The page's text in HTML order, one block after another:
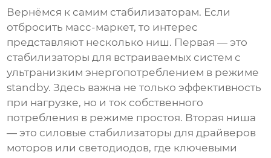
Вернёмся к самим стабилизаторам. Если
отбросить масс-маркет, то интерес
представляют несколько ниш. Первая — это
стабилизаторы для встраиваемых систем с
ультранизким энергопотреблением в режиме
standby. Здесь важна не только эффективность
при нагрузке, но и ток собственного
потребления в режиме простоя. Вторая ниша
— это силовые стабилизаторы для драйверов
моторов или светодиодов, где ключевыми